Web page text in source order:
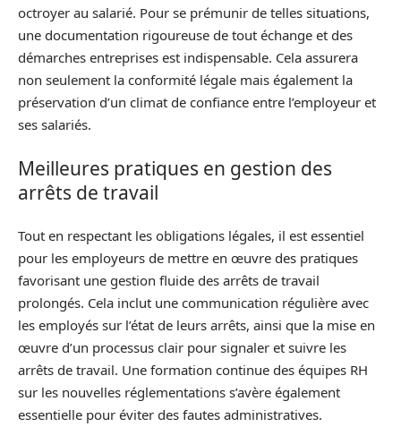
octroyer au salarié. Pour se prémunir de telles situations,
une documentation rigoureuse de tout échange et des
démarches entreprises est indispensable. Cela assurera
non seulement la conformité légale mais également la
préservation d’un climat de confiance entre l’employeur et
ses salariés.
Meilleures pratiques en gestion des
arrêts de travail
Tout en respectant les obligations légales, il est essentiel
pour les employeurs de mettre en œuvre des pratiques
favorisant une gestion fluide des arrêts de travail
prolongés. Cela inclut une communication régulière avec
les employés sur l’état de leurs arrêts, ainsi que la mise en
œuvre d’un processus clair pour signaler et suivre les
arrêts de travail. Une formation continue des équipes RH
sur les nouvelles réglementations s’avère également
essentielle pour éviter des fautes administratives.